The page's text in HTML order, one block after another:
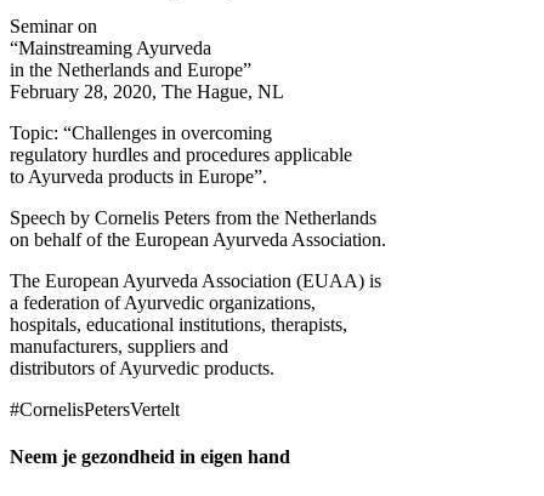
Seminar on
“Mainstreaming Ayurveda
in the Netherlands and Europe”
February 28, 2020, The Hague, NL
Topic: “Challenges in overcoming
regulatory hurdles and procedures applicable
to Ayurveda products in Europe”.
Speech by Cornelis Peters from the Netherlands
on behalf of the European Ayurveda Association.
The European Ayurveda Association (EUAA) is
a federation of Ayurvedic organizations,
hospitals, educational institutions, therapists,
manufacturers, suppliers and
distributors of Ayurvedic products.
#CornelisPetersVertelt
Neem je gezondheid in eigen hand